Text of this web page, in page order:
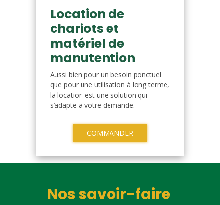
Location de
chariots et
matériel de
manutention
Aussi bien pour un besoin ponctuel
que pour une utilisation à long terme,
la location est une solution qui
s’adapte à votre demande.
COMMANDER
Nos savoir-faire